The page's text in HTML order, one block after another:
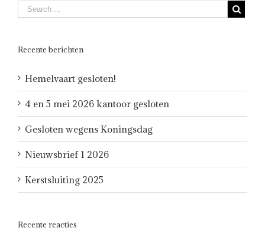
Recente berichten
Hemelvaart gesloten!
4 en 5 mei 2026 kantoor gesloten
Gesloten wegens Koningsdag
Nieuwsbrief 1 2026
Kerstsluiting 2025
Recente reacties